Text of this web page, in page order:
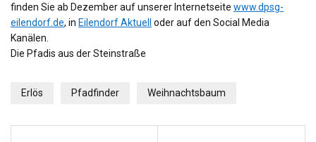
finden Sie ab Dezember auf unserer Internetseite www.dpsg-
eilendorf.de, in Eilendorf Aktuell
oder auf den Social Media
Kanälen.
Die Pfadis aus der Steinstraße
Erlös Pfadfinder Weihnachtsbaum